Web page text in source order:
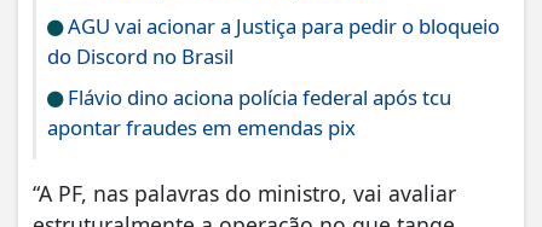
AGU vai acionar a Justiça para pedir o bloqueio
do Discord no Brasil
Flávio dino aciona polícia federal após tcu
apontar fraudes em emendas pix
“A PF, nas palavras do ministro, vai avaliar